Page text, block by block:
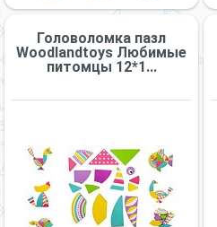
Головоломка пазл
Woodlandtoys Любимые
питомцы 12*1...